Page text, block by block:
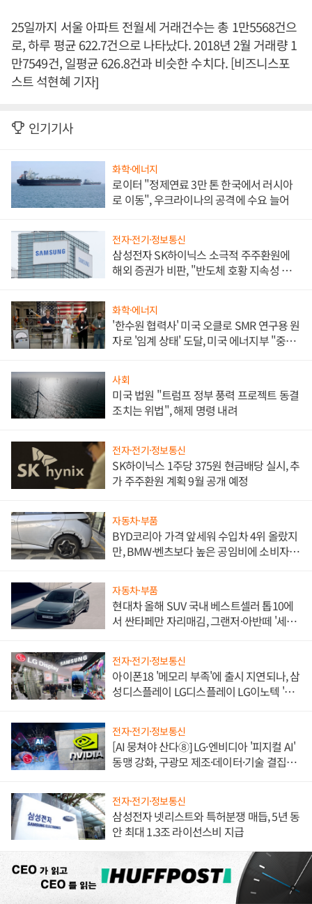
25일까지 서울 아파트 전월세 거래건수는 총 1만5568건으
로, 하루 평균 622.7건으로 나타났다. 2018년 2월 거래량 1
만7549건, 일평균 626.8건과 비슷한 수치다. [비즈니스포
스트 석현혜 기자]
인기기사
화학·에너지
로이터 "정제연료 3만 톤 한국에서 러시아
로 이동", 우크라이나의 공격에 수요 늘어
전자·전기·정보통신
삼성전자 SK하이닉스 소극적 주주환원에
해외 증권가 비판, "반도체 호황 지속성 의
화학·에너지
'한수원 협력사' 미국 오클로 SMR 연구용 원
자로 '임계 상태' 도달, 미국 에너지부 "중요
사회
미국 법원 "트럼프 정부 풍력 프로젝트 동결
조치는 위법", 해제 명령 내려
전자·전기·정보통신
SK하이닉스 1주당 375원 현금배당 실시, 추
가 주주환원 계획 9월 공개 예정
자동차·부품
BYD코리아 가격 앞세워 수입차 4위 올랐지
만, BMW·벤츠보다 높은 공임비에 소비자
자동차·부품
현대차 올해 SUV 국내 베스트셀러 톱10에
서 싼타페만 자리매김, 그랜저·아반떼 '세단
전자·전기·정보통신
아이폰18 '메모리 부족'에 출시 지연되나, 삼
성디스플레이 LG디스플레이 LG이노텍 '탈
전자·전기·정보통신
[AI 뭉쳐야 산다⑧] LG·엔비디아 '피지컬 AI'
동맹 강화, 구광모 제조·데이터·기술 결집
전자·전기·정보통신
삼성전자 넷리스트와 특허분쟁 매듭, 5년 동
안 최대 1.3조 라이선스비 지급